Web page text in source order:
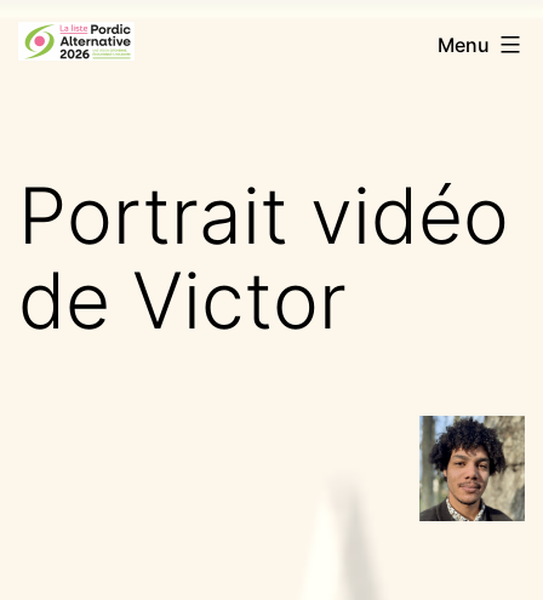
Aller
auPordic
Menu
Portrait vidéo
de Victor